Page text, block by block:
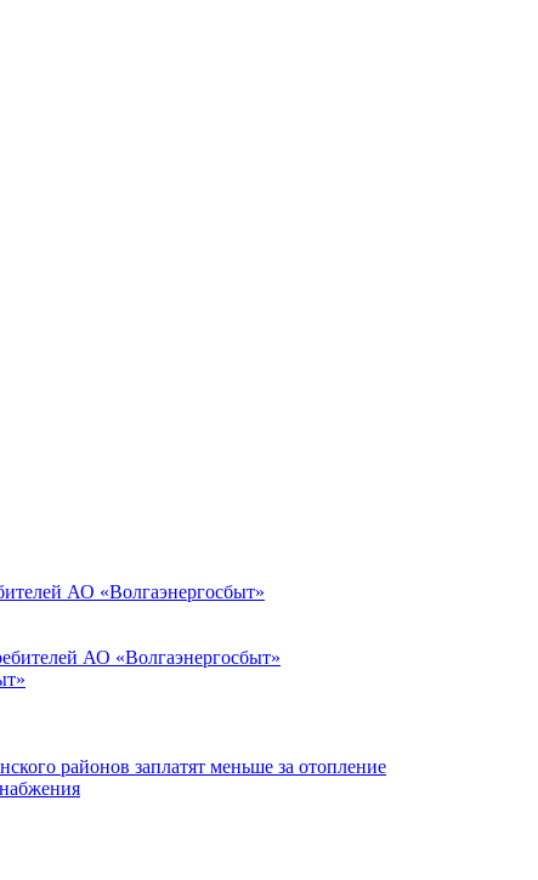
АО «Волгаэнергосбыт»
АО «Волгаэнергосбыт»
районов заплатят меньше за отопление